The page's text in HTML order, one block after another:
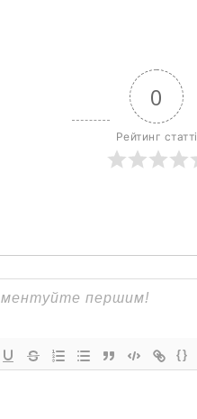
0
Рейтинг статті
{}